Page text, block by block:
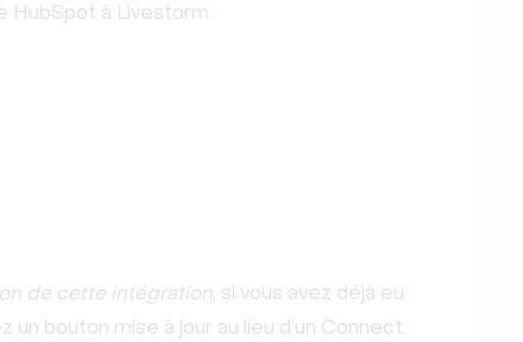
HubSpot à Livestorm.
de cette intégration, si vous avez déjà eu
bouton mise à jour au lieu d’un Connect.